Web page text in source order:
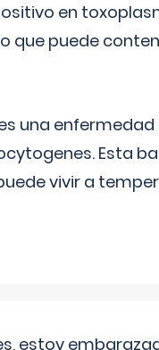
en
que puede
una
Esta
vivir a
estoy